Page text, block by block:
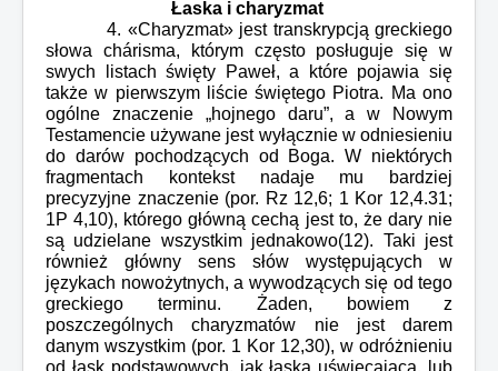
Łaska i charyzmat
4. «Charyzmat» jest transkrypcją greckiego
słowa chárisma, którym często posługuje się w
swych listach święty Paweł, a które pojawia się
także w pierwszym liście świętego Piotra. Ma ono
ogólne znaczenie „hojnego daru”, a w Nowym
Testamencie używane jest wyłącznie w odniesieniu
do darów pochodzących od Boga. W niektórych
fragmentach kontekst nadaje mu bardziej
precyzyjne znaczenie (por. Rz 12,6; 1 Kor 12,4.31;
1P 4,10), którego główną cechą jest to, że dary nie
są udzielane wszystkim jednakowo(12). Taki jest
również główny sens słów występujących w
językach nowożytnych, a wywodzących się od tego
greckiego terminu. Żaden, bowiem z
poszczególnych charyzmatów nie jest darem
danym wszystkim (por. 1 Kor 12,30), w odróżnieniu
od łask podstawowych, jak łaska uświęcająca, lub